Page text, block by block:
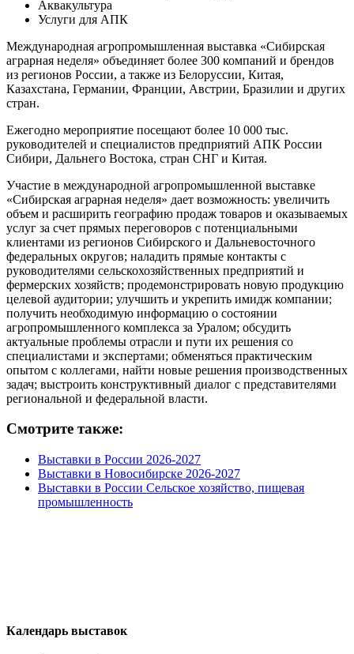
Аквакультура
Услуги для АПК
Международная агропромышленная выставка «Сибирская
аграрная неделя» объединяет более 300 компаний и брендов
из регионов России, а также из Белоруссии, Китая,
Казахстана, Германии, Франции, Австрии, Бразилии и других
стран.
Ежегодно мероприятие посещают более 10 000 тыс.
руководителей и специалистов предприятий АПК России
Сибири, Дальнего Востока, стран СНГ и Китая.
Участие в международной агропромышленной выставке
«Сибирская аграрная неделя» дает возможность: увеличить
объем и расширить географию продаж товаров и оказываемых
услуг за счет прямых переговоров с потенциальными
клиентами из регионов Сибирского и Дальневосточного
федеральных округов; наладить прямые контакты с
руководителями сельскохозяйственных предприятий и
фермерских хозяйств; продемонстрировать новую продукцию
целевой аудитории; улучшить и укрепить имидж компании;
получить необходимую информацию о состоянии
агропромышленного комплекса за Уралом; обсудить
актуальные проблемы отрасли и пути их решения со
специалистами и экспертами; обменяться практическим
опытом с коллегами, найти новые решения производственных
задач; выстроить конструктивный диалог с представителями
региональной и федеральной власти.
Смотрите также:
Выставки в России 2026-2027
Выставки в Новосибирске 2026-2027
Выставки в России Сельское хозяйство, пищевая
промышленность
Календарь выставок